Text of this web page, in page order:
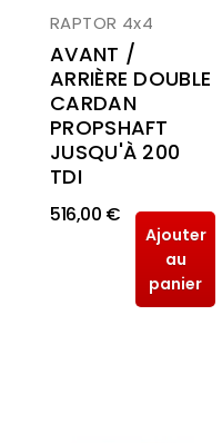
RAPTOR 4x4
AVANT /
ARRIÈRE DOUBLE
CARDAN
PROPSHAFT
JUSQU'À 200
TDI
516,00 €
Ajouter
au
panier